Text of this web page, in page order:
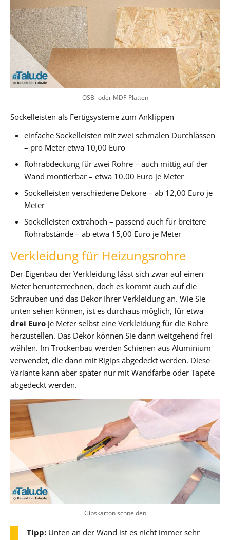
OSB- oder MDF-Platten
Sockelleisten als Fertigsysteme zum Anklippen
einfache Sockelleisten mit zwei schmalen Durchlässen
– pro Meter etwa 10,00 Euro
Rohrabdeckung für zwei Rohre – auch mittig auf der
Wand montierbar – etwa 10,00 Euro je Meter
Sockelleisten verschiedene Dekore – ab 12,00 Euro je
Meter
Sockelleisten extrahoch – passend auch für breitere
Rohrabstände – ab etwa 15,00 Euro je Meter
Verkleidung für Heizungsrohre
Der Eigenbau der Verkleidung lässt sich zwar auf einen
Meter herunterrechnen, doch es kommt auch auf die
Schrauben und das Dekor Ihrer Verkleidung an. Wie Sie
unten sehen können, ist es durchaus möglich, für etwa
drei Euro je Meter selbst eine Verkleidung für die Rohre
herzustellen. Das Dekor können Sie dann weitgehend frei
wählen. Im Trockenbau werden Schienen aus Aluminium
verwendet, die dann mit Rigips abgedeckt werden. Diese
Variante kann aber später nur mit Wandfarbe oder Tapete
abgedeckt werden.
Gipskarton schneiden
Tipp: Unten an der Wand ist es nicht immer sehr